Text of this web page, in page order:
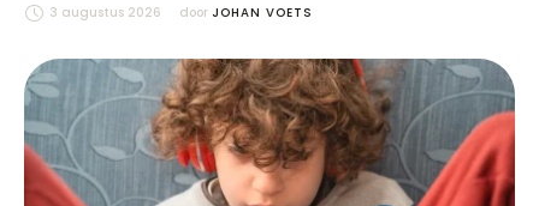
3 augustus 2026 door JOHAN VOETS